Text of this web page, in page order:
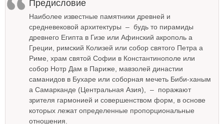
Предисловие
Наиболее известные памятники древней и
средневековой архитектуры – будь то пирамиды
древнего Египта в Гизе или Афинский акрополь а
Греции, римский Колизей или собор святого Петра а
Риме, храм святой Софии в Константинополе или
собор Нотр Дам в Париже, мавзолей династии
саманидов в Бухаре или соборная мечеть Биби-ханым
а Самарканде (Центральная Азия), – поражают
зрителя гармонией и совершенством форм, в основе
которых лежат определенные пропорциональные
отношения.